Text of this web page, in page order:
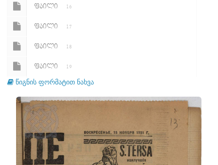
ᲤᲐᲘᲚᲘ 16
ᲤᲐᲘᲚᲘ 17
ᲤᲐᲘᲚᲘ 18
ᲤᲐᲘᲚᲘ 19
ᲤᲐᲘᲚᲘ 20
ᲤᲐᲘᲚᲘ
ᲤᲐᲘᲚᲘ
ᲤᲐᲘᲚᲘ
წიგნის ფორმატით ნახვა